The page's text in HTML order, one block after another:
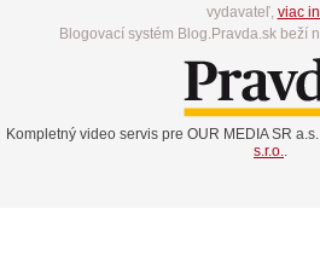
vydavateľ, viac
Blogovací systém Blog.Pravda.sk beží
Kompletný video servis pre OUR MEDIA SR
s.r.o.